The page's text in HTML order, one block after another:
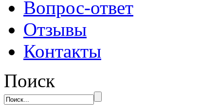
Вопрос-ответ
Отзывы
Контакты
Поиск